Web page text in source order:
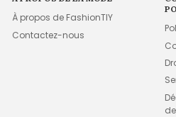
À propos de FashionTIY
Contactez-nous